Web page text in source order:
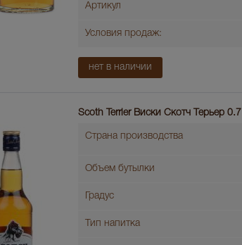
Артикул
Условия продаж:
нет в наличии
Scoth Terrier Виски Скотч Терьер 0.7
Страна производства
Объем бутылки
Градус
Тип напитка